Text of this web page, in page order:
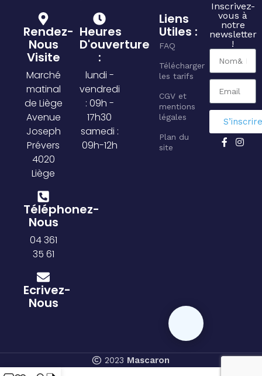
Rendez-
Nous
Visite
Marché
matinal
de Liège
Avenue
Joseph
Prévers
4020
Liège
Téléphonez-
Nous
04 361
35 61
Ecrivez-
Nous
Heures
D'ouverture
:
lundi -
vendredi
: 09h -
17h30
samedi :
09h-12h
Liens
Utiles :
FAQ
Télécharger
les tarifs
CGV et
mentions
légales
Plan du
site
Inscrivez-
vous à
notre
newsletter
!
2023 Mascaron